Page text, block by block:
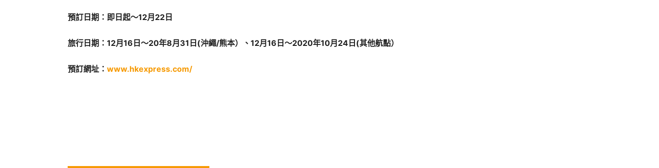
預訂日期：即日起～12月22日
旅行日期：12月16日～20年8月31日(沖繩/熊本）、12月16日～2020年10月24日(其他航點）
預訂網址： www.hkexpress.com/